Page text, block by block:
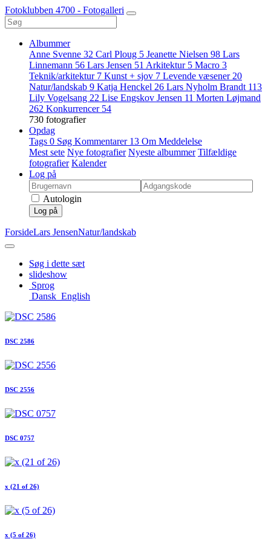
Fotoklubben 4700 - Fotogalleri
Albummer
Anne Svenne 32 Carl Ploug 5 Jeanette Nielsen 98 Lars
Linnemann 56 Lars Jensen 51 Arkitektur 5 Macro 3
Teknik/arkitektur 7 Kunst + sjov 7 Levende væsener 20
Natur/landskab 9 Katja Henckel 26 Lars Nyholm Brandt 113
Lily Vogelsang 22 Lise Engskov Jensen 11 Morten Løjmand
262 Konkurrencer 54
730 fotografier
Opdag
Tags 0 Søg Kommentarer 13 Om Meddelelse
Mest sete Nye fotografier Nyeste albummer Tilfældige
fotografier Kalender
Log på
Autologin
Log på
ForsideLars JensenNatur/landskab
Søg i dette sæt
slideshow
Sprog
Dansk English
DSC 2586
DSC 2556
DSC 0757
x (21 of 26)
x (5 of 26)